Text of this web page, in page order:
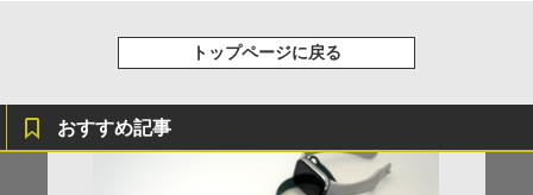
トップページに戻る
おすすめ記事